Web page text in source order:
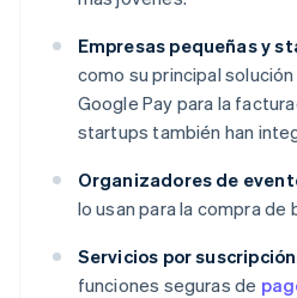
Empresas pequeñas y
como su principal solución
Google Pay para la
startups también han
Organizadores de
lo usan para la compra
Servicios por
funciones seguras de